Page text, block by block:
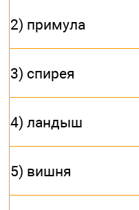
2) примула
3) спирея
4) ландыш
5) вишня